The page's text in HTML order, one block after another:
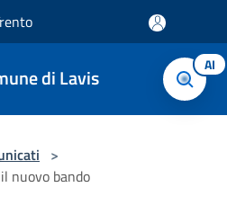
di Lavis AI
>
nuovo bando